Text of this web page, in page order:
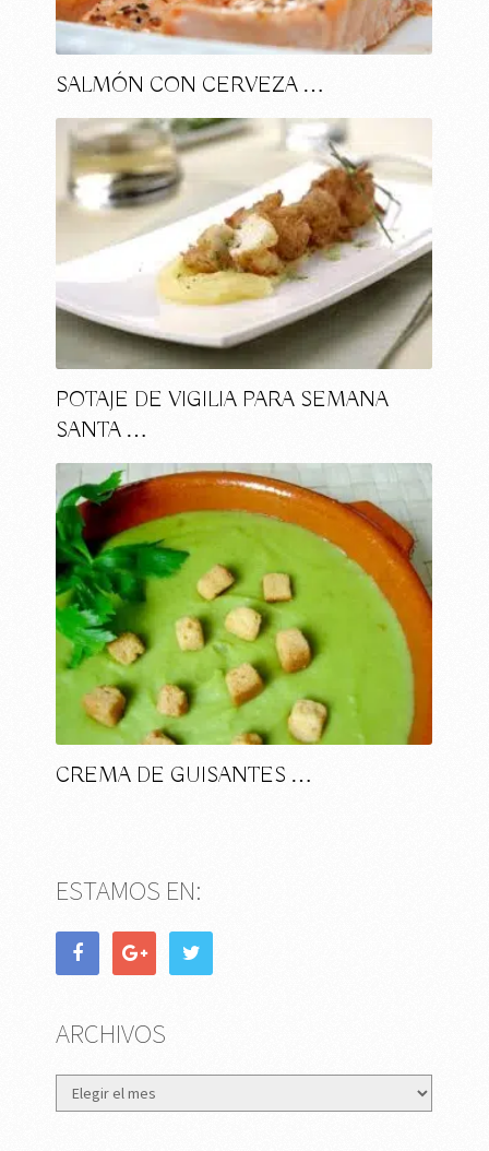
SALMÓN CON CERVEZA …
POTAJE DE VIGILIA PARA SEMANA
SANTA …
CREMA DE GUISANTES …
ESTAMOS EN:
ARCHIVOS
Archivos